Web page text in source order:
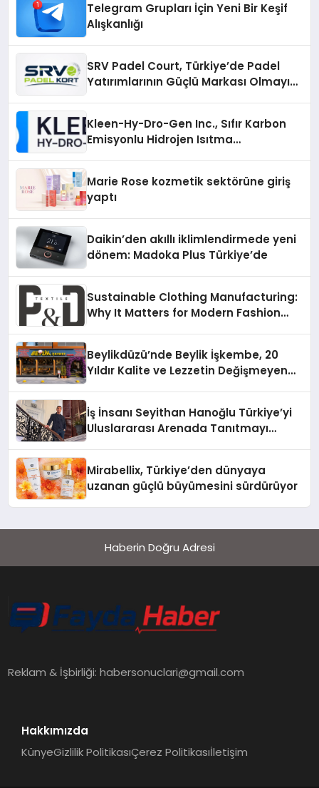
Telegram Grupları İçin Yeni Bir Keşif
Alışkanlığı
SRV Padel Court, Türkiye’de Padel
Yatırımlarının Güçlü Markası Olmayı
Kleen-Hy-Dro-Gen Inc., Sıfır Karbon
Emisyonlu Hidrojen Isıtma
Marie Rose kozmetik sektörüne giriş
yaptı
Daikin’den akıllı iklimlendirmede yeni
dönem: Madoka Plus Türkiye’de
Sustainable Clothing Manufacturing:
Why It Matters for Modern Fashion
Beylikdüzü’nde Beylik İşkembe, 20
Yıldır Kalite ve Lezzetin Değişmeyen
İş İnsanı Seyithan Hanoğlu Türkiye’yi
Uluslararası Arenada Tanıtmayı
Mirabellix, Türkiye’den dünyaya
uzanan güçlü büyümesini sürdürüyor
Haberin Doğru Adresi
Reklam & İşbirliği:habersonuclari@gmail.com
Hakkımızda
KünyeGizlilik PolitikasıÇerez Politikasıİletişim